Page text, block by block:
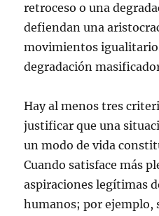
retroceso o una
defiendan una
movimientos
degradación
Hay al menos tres
justificar que una
un modo de vida
Cuando satisface más
aspiraciones legítimas
humanos; por ejemplo,